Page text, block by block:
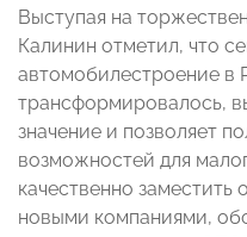
Выступая на
Калинин отметил, что
автомобилестроение в
трансформировалось,
значение и позволяет
возможностей для
качественно
новыми компаниями,